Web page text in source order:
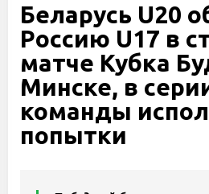
Беларусь U20
Россию U17 в
матче Кубка
Минске, в
команды
попытки